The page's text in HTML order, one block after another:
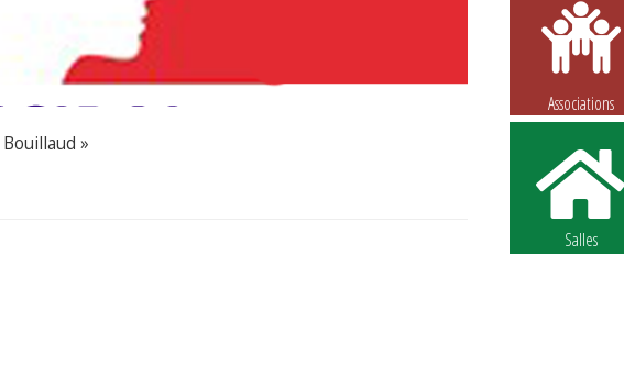
»
Associations
Salles